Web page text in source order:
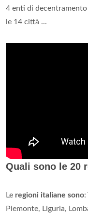
4 enti di
le 14 città ...
Quali sono le 20
Le regioni italiane sono:
Piemonte, Liguria,